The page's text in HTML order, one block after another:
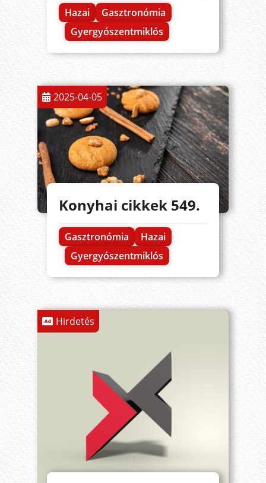
Hazai
Gasztronómia
Gyergyószentmiklós
2025-04-05
Konyhai cikkek 549.
Gasztronómia
Hazai
Gyergyószentmiklós
Hirdetés